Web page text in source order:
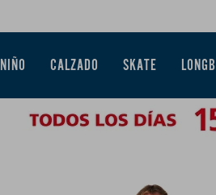
NIÑO CALZADO SKATE